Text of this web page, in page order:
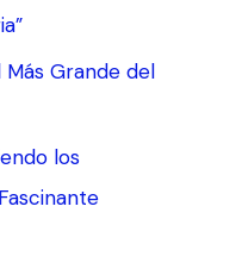
Más Grande del
los